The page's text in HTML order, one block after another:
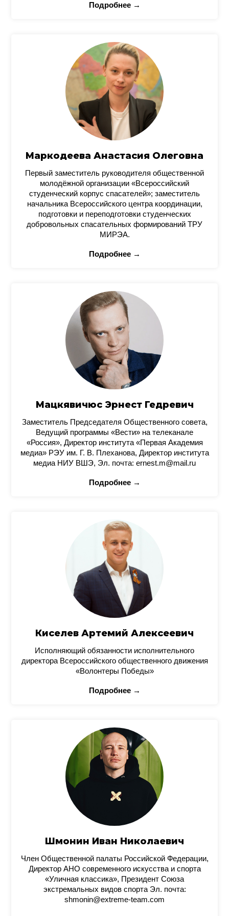
Подробнее →
Маркодеева Анастасия Олеговна
Первый заместитель руководителя общественной
молодёжной организации «Всероссийский
студенческий корпус спасателей»; заместитель
начальника Всероссийского центра координации,
подготовки и переподготовки студенческих
добровольных спасательных формирований ТРУ
МИРЭА.
Подробнее →
Мацкявичюс Эрнест Гедревич
Заместитель Председателя Общественного совета,
Ведущий программы «Вести» на телеканале
«Россия», Директор института «Первая Академия
медиа» РЭУ им. Г. В. Плеханова, Директор института
медиа НИУ ВШЭ, Эл. почта: ernest.m@mail.ru
Подробнее →
Киселев Артемий Алексеевич
Исполняющий обязанности исполнительного
директора Всероссийского общественного движения
«Волонтеры Победы»
Подробнее →
Шмонин Иван Николаевич
Член Общественной палаты Российской Федерации,
Директор АНО современного искусства и спорта
«Уличная классика», Президент Союза
экстремальных видов спорта Эл. почта:
shmonin@extreme-team.com